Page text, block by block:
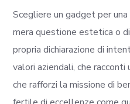
Scegliere un gadget per
mera questione estetica o
propria dichiarazione di
valori aziendali, che
che rafforzi la missione di